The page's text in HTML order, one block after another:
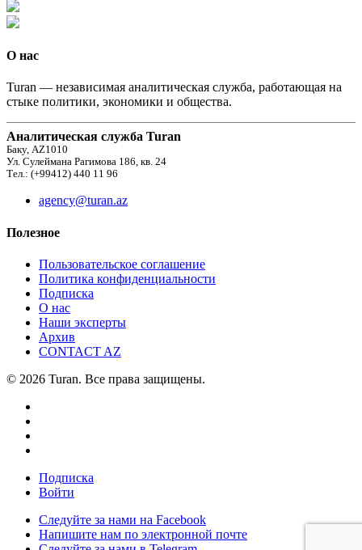
О нас
Turan — независимая аналитическая служба, работающая на
стыке политики, экономики и общества.
Аналитическая служба Turan
Баку, AZ1010
Ул. Сулеймана Рагимова 186, кв. 24
Тел.: (+99412) 440 11 96
agency@turan.az
Полезное
Пользовательское соглашение
Политика конфиденциальности
Подписка
О нас
Наши эксперты
Архив
CONTACT AZ
© 2026 Turan. Все права защищены.
Подписка
Войти
Следуйте за нами на Facebook
Напишите нам по электронной почте